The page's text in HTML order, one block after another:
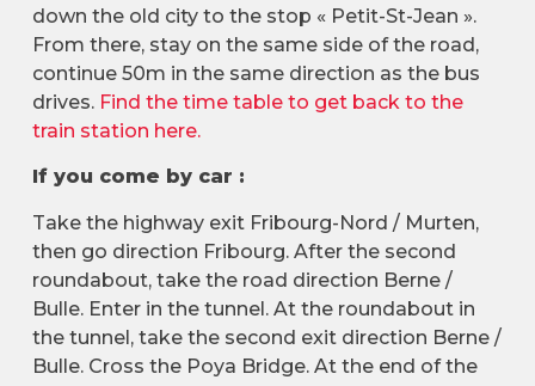
down the old city to the stop « Petit-St-Jean ».
From there, stay on the same side of the road,
continue 50m in the same direction as the bus
drives. Find the time table to get back to the
train station here.
If you come by car :
Take the highway exit Fribourg-Nord / Murten,
then go direction Fribourg. After the second
roundabout, take the road direction Berne /
Bulle. Enter in the tunnel. At the roundabout in
the tunnel, take the second exit direction Berne /
Bulle. Cross the Poya Bridge. At the end of the